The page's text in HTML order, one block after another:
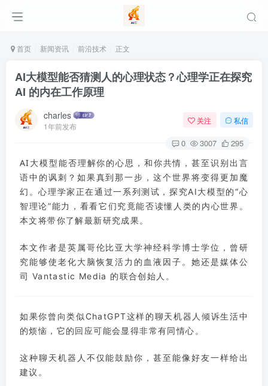
首页 新闻资讯 前沿技术 正文
AI大模型能否猜测人的心理状态？心理学正在探究
AI 的内在工作原理
charles
1年前发布
关注 私信
0 3007
295
AI大模型能否理解你的心思，和你共情，甚至识别出言
语中的讽刺？如果真到那一步，这个世界将变得更加魔
幻。心理学家正在通过一系列测试，探究AI大模型的“心
智理论”能力，看看它们究竟能否读懂人类的内心世界。
本文将带你了解最新研究成果。
本文作者是英属哥伦比亚大学神经科学博士学位，曾 研
究能够使老化大脑恢复活力的血液因子。 她还是媒体公
司 Vantastic Media 的联合创始人。
如果你曾向类似ChatGPT这样的聊天机器人倾诉生活中
的烦恼，它的回应可能会显得非常有同情心。
这种聊天机器人不仅能鼓励你，甚至能像好友一样给出
建议。